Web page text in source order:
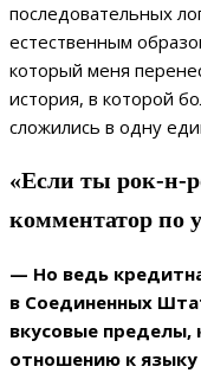
последовательных
естественным
который меня
история, в которой
сложились в одну
«Если ты рок-н-
комментатор по
— Но ведь
в Соединенных
вкусовые пределы,
отношению к